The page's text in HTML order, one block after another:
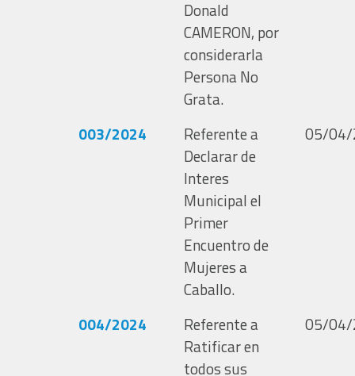
Donald
CAMERON, por
considerarla
Persona No
Grata.
003/2024
Referente a
Declarar de
Interes
Municipal el
Primer
Encuentro de
Mujeres a
Caballo.
05/
004/2024
Referente a
Ratificar en
todos sus
05/